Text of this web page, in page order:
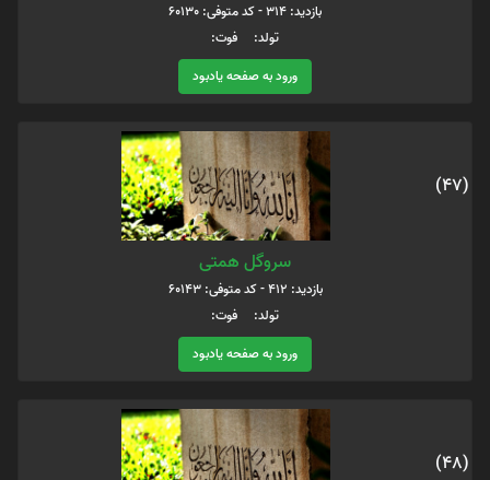
بازدید: 314 - کد متوفی: 60130
تولد: فوت:
ورود به صفحه یادبود
(47)
سروگل همتی
بازدید: 412 - کد متوفی: 60143
تولد: فوت:
ورود به صفحه یادبود
(48)